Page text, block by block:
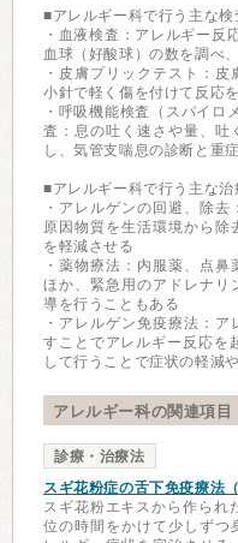
■アレルギー科で行う主な検
・血液検査：アレルギー反
血球（好酸球）の数を調べ
・皮膚プリックテスト：
小針で軽く傷を付けて反応
・呼吸機能検査（スパイロ
査：息の吐く速さや量、吐
し、気管支喘息の診断と重
■アレルギー科で行う主な治
・アレルゲンの回避、除
原因物質を生活環境から除
を軽減させる
・薬物療法：内服薬、点
ほか、緊急用のアドレナリ
導を行うこともある
・アレルゲン免疫療法：
すことでアレルギー反応を
して行うことで症状の軽減
アレルギー科の関連項目
診療・治療法
スギ花粉症の舌下免疫療法
スギ花粉エキスから作られ
位の時間をかけて少しずつ